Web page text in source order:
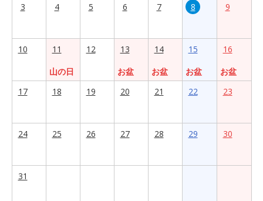
3 4 5 6 7 8 9
10
11
山の日
12
13
お盆
14
お盆
15
お盆
16
お盆
17
18 19 20 21 22 23
24 25 26 27 28 29 30
31